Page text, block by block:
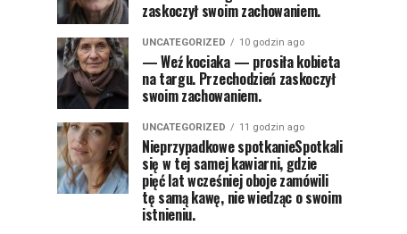
zaskoczył swoim zachowaniem.
UNCATEGORIZED 10 godzin ago
— Weź kociaka — prosiła kobieta
na targu. Przechodzień zaskoczył
swoim zachowaniem.
UNCATEGORIZED 11 godzin ago
Nieprzypadkowe spotkanieSpotkali
się w tej samej kawiarni, gdzie
pięć lat wcześniej oboje zamówili
tę samą kawę, nie wiedząc o swoim
istnieniu.